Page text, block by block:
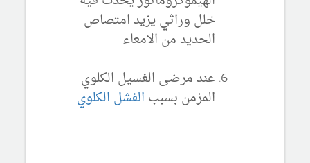
خلل وراثي يزيد امتصاص
الحديد من الامعاء
عند مرضى الغسيل الكلوي
المزمن بسبب الفشل الكلوي